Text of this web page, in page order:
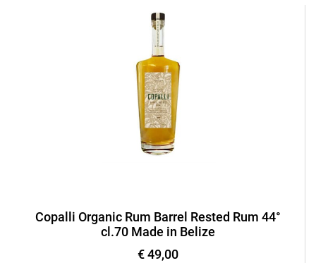
Copalli Organic Rum Barrel Rested Rum 44°
cl.70 Made in Belize
€ 49,00